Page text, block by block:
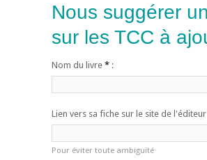
Nous suggérer
sur les TCC à
Nom du livre * :
Lien vers sa fiche sur le site de l'éditeur
Pour éviter toute ambiguïté